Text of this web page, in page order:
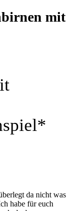
mit
da nicht was
habe für euch